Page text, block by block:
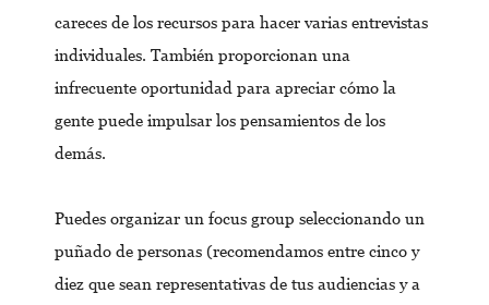
careces de los recursos para hacer varias entrevistas
individuales. También proporcionan una
infrecuente oportunidad para apreciar cómo la
gente puede impulsar los pensamientos de los
demás.
Puedes organizar un focus group seleccionando un
puñado de personas (recomendamos entre cinco y
diez que sean representativas de tus audiencias y a